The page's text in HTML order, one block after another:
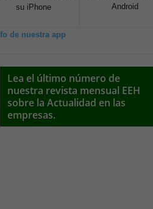
su iPhone
Android
de nuestra app
Lea el último número de
nuestra revista mensual EEH
sobre la Actualidad en las
empresas.